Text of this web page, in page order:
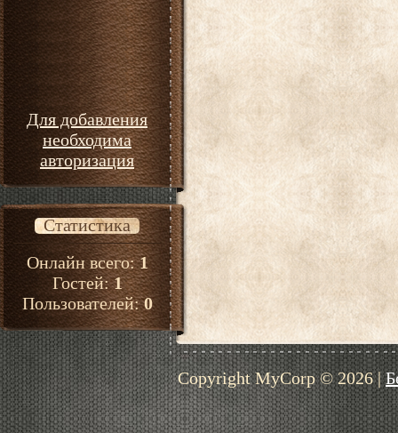
Для добавления
необходима
авторизация
Статистика
Онлайн всего:1
Гостей:1
Пользователей:0
Copyright MyCorp © 2026|